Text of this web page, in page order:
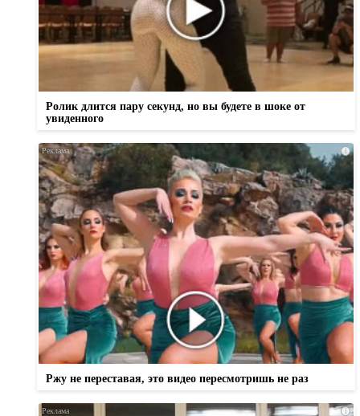
Ролик длится пару секунд, но вы будете в шоке от
увиденного
i
Ржу не переставая, это видео пересмотришь не раз
i